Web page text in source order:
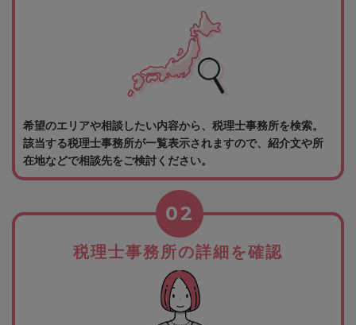
希望のエリアや相談したい内容から、税理士事務所を検索。
該当する税理士事務所が一覧表示されますので、紹介文や所
在地などで相談先をご検討ください。
税理士事務所の詳細を確認
02